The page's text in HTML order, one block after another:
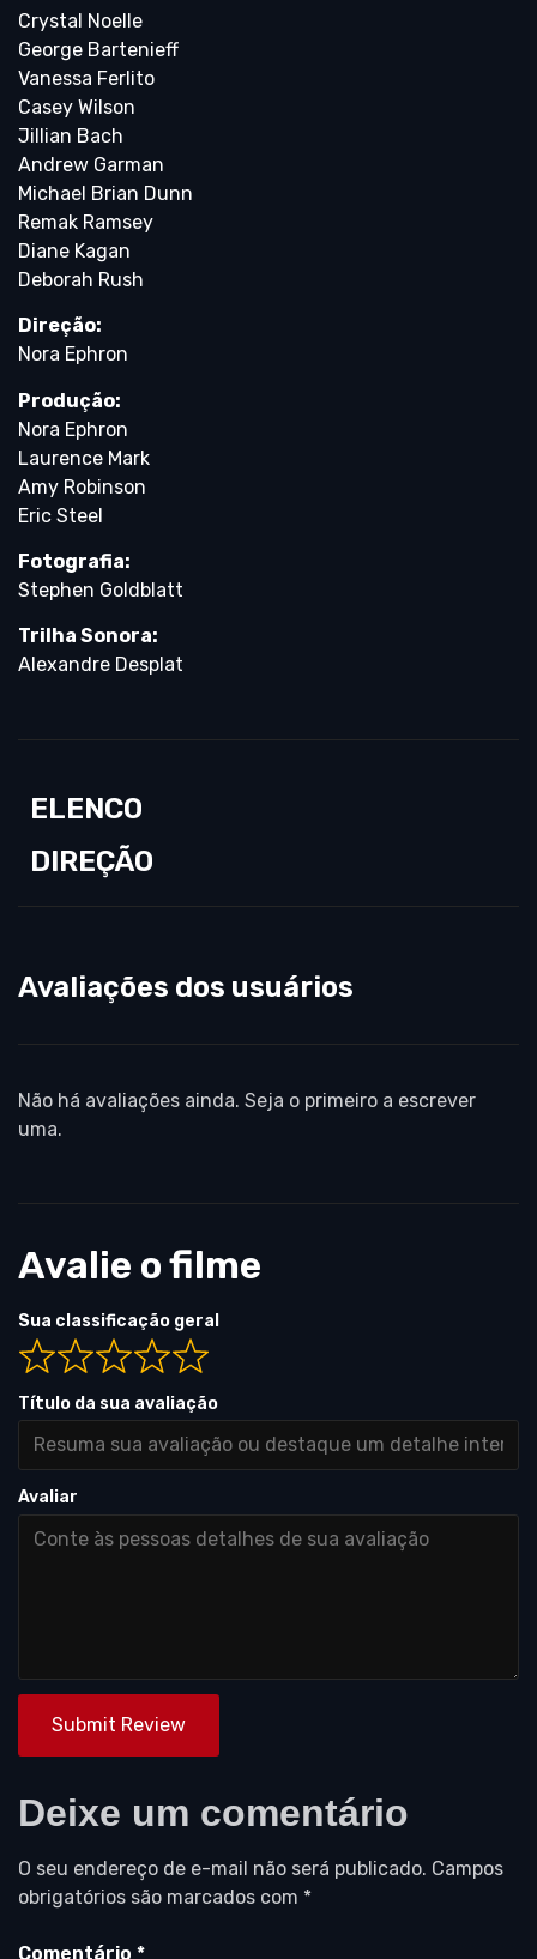
Crystal Noelle
George Bartenieff
Vanessa Ferlito
Casey Wilson
Jillian Bach
Andrew Garman
Michael Brian Dunn
Remak Ramsey
Diane Kagan
Deborah Rush
Direção:
Nora Ephron
Produção:
Nora Ephron
Laurence Mark
Amy Robinson
Eric Steel
Fotografia:
Stephen Goldblatt
Trilha Sonora:
Alexandre Desplat
ELENCO
DIREÇÃO
Avaliações dos usuários
Não há avaliações ainda. Seja o primeiro a escrever
uma.
Avalie o filme
Sua classificação geral
Título da sua avaliação
Avaliar
Submit Review
Deixe um comentário
O seu endereço de e-mail não será publicado. Campos
obrigatórios são marcados com *
Comentário *